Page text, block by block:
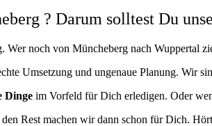
? Darum solltest Du
noch von Müncheberg nach Wuppertal
Umsetzung und ungenaue Planung. Wir
Dinge im Vorfeld für Dich erledigen. Oder
Rest machen wir dann schon für Dich.